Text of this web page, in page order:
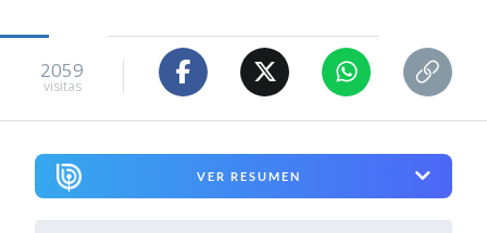
2059
visitas
VER RESUMEN